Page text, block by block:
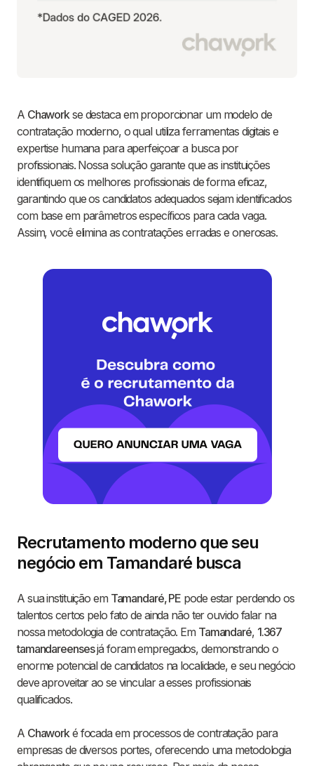
A Chaworkse destaca em proporcionar um modelo de
contratação moderno, o qual utiliza ferramentas digitais e
expertise humana para aperfeiçoar a busca por
profissionais. Nossa solução garante que as instituições
identifiquem os melhores profissionais de forma eficaz,
garantindo que os candidatos adequados sejam identificados
com base em parâmetros específicos para cada vaga.
Assim, você elimina as contratações erradas e onerosas.
Recrutamento moderno que seu
negócio em Tamandaré busca
A sua instituição em Tamandaré, PE pode estar perdendo os
talentos certos pelo fato de ainda não ter ouvido falar na
nossa metodologia de contratação. Em Tamandaré, 1.367
tamandareensesjá foram empregados, demonstrando o
enorme potencial de candidatos na localidade, e seu negócio
deve aproveitar ao se vincular a esses profissionais
qualificados.
A Chaworké focada em processos de contratação para
empresas de diversos portes, oferecendo uma metodologia